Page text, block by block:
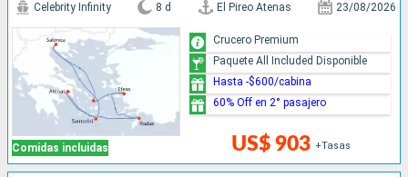
Comidas incluidas
Celebrity Infinity 8 d El Pireo Atenas 23/08/2026
US$ 903 +Tasas
Crucero Premium
Paquete All Included Disponible
Hasta -$600/cabina
60% Off en 2° pasajero